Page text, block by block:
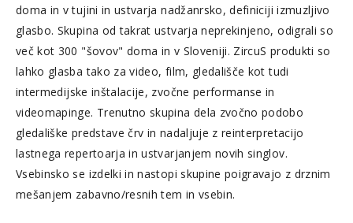
doma in v tujini in ustvarja nadžanrsko, definiciji izmuzljivo
glasbo. Skupina od takrat ustvarja neprekinjeno, odigrali so
več kot 300 "šovov" doma in v Sloveniji. ZircuS produkti so
lahko glasba tako za video, film, gledališče kot tudi
intermedijske inštalacije, zvočne performanse in
videomapinge. Trenutno skupina dela zvočno podobo
gledališke predstave črv in nadaljuje z reinterpretacijo
lastnega repertoarja in ustvarjanjem novih singlov.
Vsebinsko se izdelki in nastopi skupine poigravajo z drznim
mešanjem zabavno/resnih tem in vsebin.